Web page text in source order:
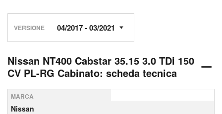
VERSIONE
Nissan NT400 Cabstar 35.15 3.0 TDi 150
CV PL-RG Cabinato: scheda tecnica
MARCA
Nissan